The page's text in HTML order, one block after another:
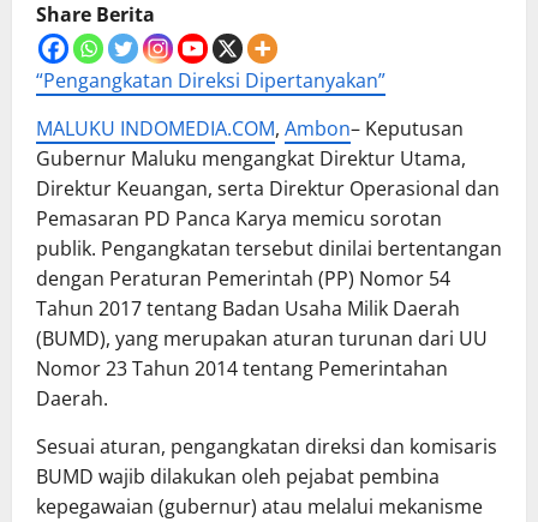
Share Berita
“Pengangkatan Direksi Dipertanyakan”
MALUKU INDOMEDIA.COM, Ambon– Keputusan
Gubernur Maluku mengangkat Direktur Utama,
Direktur Keuangan, serta Direktur Operasional dan
Pemasaran PD Panca Karya memicu sorotan
publik. Pengangkatan tersebut dinilai bertentangan
dengan Peraturan Pemerintah (PP) Nomor 54
Tahun 2017 tentang Badan Usaha Milik Daerah
(BUMD), yang merupakan aturan turunan dari UU
Nomor 23 Tahun 2014 tentang Pemerintahan
Daerah.
Sesuai aturan, pengangkatan direksi dan komisaris
BUMD wajib dilakukan oleh pejabat pembina
kepegawaian (gubernur) atau melalui mekanisme